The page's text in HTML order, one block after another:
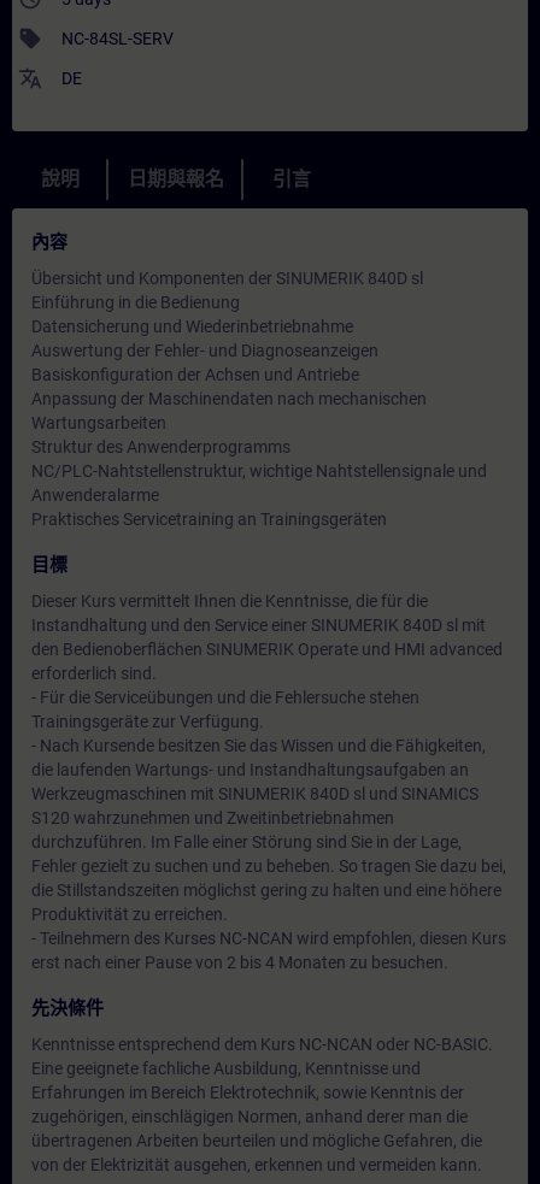
sell NC-84SL-SERV
translate DE
說明 日期與報名 引言
內容
Übersicht und Komponenten der SINUMERIK 840D sl
Einführung in die Bedienung
Datensicherung und Wiederinbetriebnahme
Auswertung der Fehler- und Diagnoseanzeigen
Basiskonfiguration der Achsen und Antriebe
Anpassung der Maschinendaten nach mechanischen
Wartungsarbeiten
Struktur des Anwenderprogramms
NC/PLC-Nahtstellenstruktur, wichtige Nahtstellensignale und
Anwenderalarme
Praktisches Servicetraining an Trainingsgeräten
目標
Dieser Kurs vermittelt Ihnen die Kenntnisse, die für die
Instandhaltung und den Service einer SINUMERIK 840D sl mit
den Bedienoberflächen SINUMERIK Operate und HMI advanced
erforderlich sind.
- Für die Serviceübungen und die Fehlersuche stehen
Trainingsgeräte zur Verfügung.
- Nach Kursende besitzen Sie das Wissen und die Fähigkeiten,
die laufenden Wartungs- und Instandhaltungsaufgaben an
Werkzeugmaschinen mit SINUMERIK 840D sl und SINAMICS
S120 wahrzunehmen und Zweitinbetriebnahmen
durchzuführen. Im Falle einer Störung sind Sie in der Lage,
Fehler gezielt zu suchen und zu beheben. So tragen Sie dazu bei,
die Stillstandszeiten möglichst gering zu halten und eine höhere
Produktivität zu erreichen.
- Teilnehmern des Kurses NC-NCAN wird empfohlen, diesen Kurs
erst nach einer Pause von 2 bis 4 Monaten zu besuchen.
先決條件
Kenntnisse entsprechend dem Kurs NC-NCAN oder NC-BASIC.
Eine geeignete fachliche Ausbildung, Kenntnisse und
Erfahrungen im Bereich Elektrotechnik, sowie Kenntnis der
zugehörigen, einschlägigen Normen, anhand derer man die
übertragenen Arbeiten beurteilen und mögliche Gefahren, die
von der Elektrizität ausgehen, erkennen und vermeiden kann.